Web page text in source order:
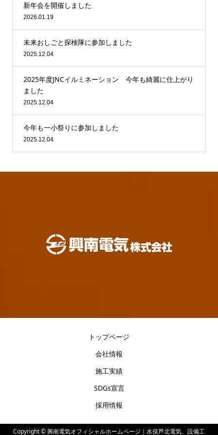
新年会を開催しました
2026.01.19
未来おしごと探検隊に参加しました
2025.12.04
2025年度JNCイルミネーション 今年も綺麗に仕上がり
ました
2025.12.04
今年も一小祭りに参加しました
2025.12.04
トップページ
会社情報
施工実績
SDGs宣言
採用情報
Copyright ©興南電気オフィシャルホームページ｜水俣芦北電気、設備工